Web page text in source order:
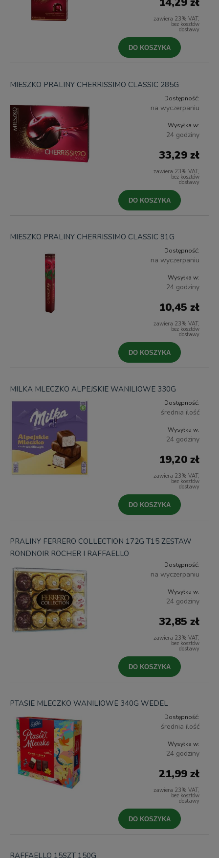
zawiera 23% VAT,
bez kosztów
dostawy
DO KOSZYKA
MIESZKO PRALINY CHERRISSIMO CLASSIC 285G
Dostępność:
na wyczerpaniu
Wysyłka w:
24 godziny
33,29 zł
zawiera 23% VAT,
bez kosztów
dostawy
DO KOSZYKA
MIESZKO PRALINY CHERRISSIMO CLASSIC 91G
Dostępność:
na wyczerpaniu
Wysyłka w:
24 godziny
10,45 zł
zawiera 23% VAT,
bez kosztów
dostawy
DO KOSZYKA
MILKA MLECZKO ALPEJSKIE WANILIOWE 330G
Dostępność:
średnia ilość
Wysyłka w:
24 godziny
19,20 zł
zawiera 23% VAT,
bez kosztów
dostawy
DO KOSZYKA
PRALINY FERRERO COLLECTION 172G T15 ZESTAW
RONDNOIR ROCHER I RAFFAELLO
Dostępność:
na wyczerpaniu
Wysyłka w:
24 godziny
32,85 zł
zawiera 23% VAT,
bez kosztów
dostawy
DO KOSZYKA
PTASIE MLECZKO WANILIOWE 340G WEDEL
Dostępność:
średnia ilość
Wysyłka w:
24 godziny
21,99 zł
zawiera 23% VAT,
bez kosztów
dostawy
DO KOSZYKA
RAFFAELLO 15SZT 150G